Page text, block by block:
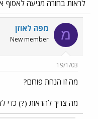
לראות בחורה מגיעה לאסוף
מ מפה לאוזן
New member
19/1/03
מה זו הנחת פורום?
מה צריך להראות (?) כדי